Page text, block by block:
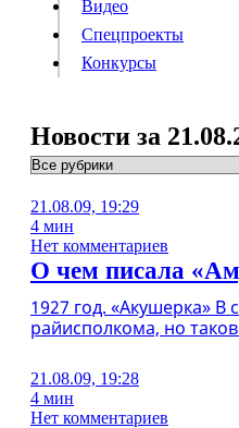
КонкурсыВидео
Спецпроекты
Конкурсы
Новости за
21.08.09, 19:29
4 мин
Нет комментариев
О чем писала
1927 год. «Акушерка»
райисполкома, но
21.08.09, 19:28
4 мин
Нет комментариев